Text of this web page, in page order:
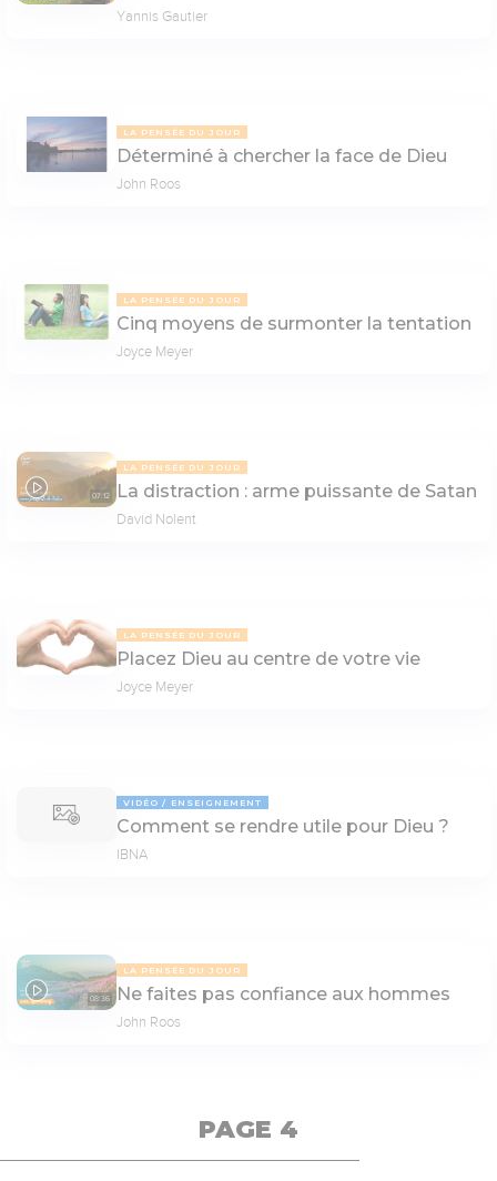
Yannis Gautier
LA PENSÉE DU JOUR
Déterminé à chercher la face de Dieu
John Roos
LA PENSÉE DU JOUR
Cinq moyens de surmonter la tentation
Joyce Meyer
07:12
LA PENSÉE DU JOUR
La distraction : arme puissante de Satan
David Nolent
LA PENSÉE DU JOUR
Placez Dieu au centre de votre vie
Joyce Meyer
VIDÉO ENSEIGNEMENT
Comment se rendre utile pour Dieu ?
IBNA
08:36
LA PENSÉE DU JOUR
Ne faites pas confiance aux hommes
John Roos
PAGE 4